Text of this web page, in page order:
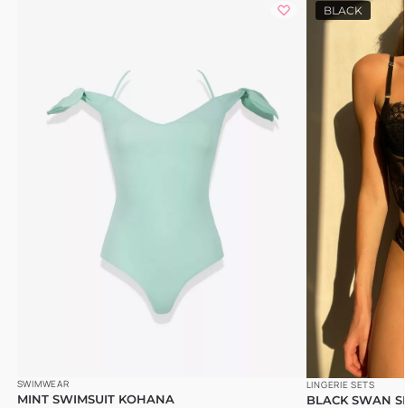
SWIMWEAR
MINT SWIMSUIT KOHANA
BLACK
LINGERIE SETS
BLACK SWAN